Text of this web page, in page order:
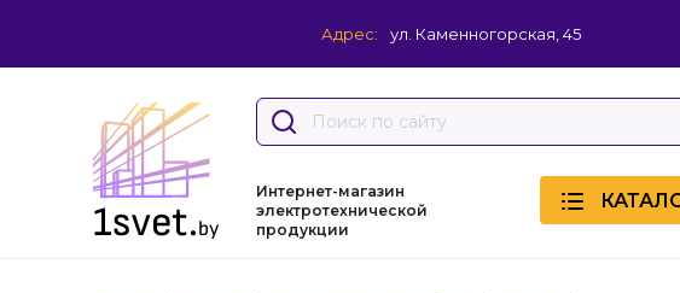
Адрес: ул. Каменногорская, 45
Интернет-магазин
электротехнической
продукции